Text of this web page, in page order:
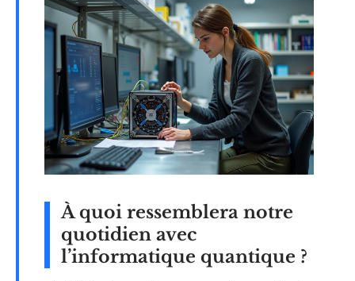
À quoi ressemblera notre
quotidien avec
l’informatique quantique ?